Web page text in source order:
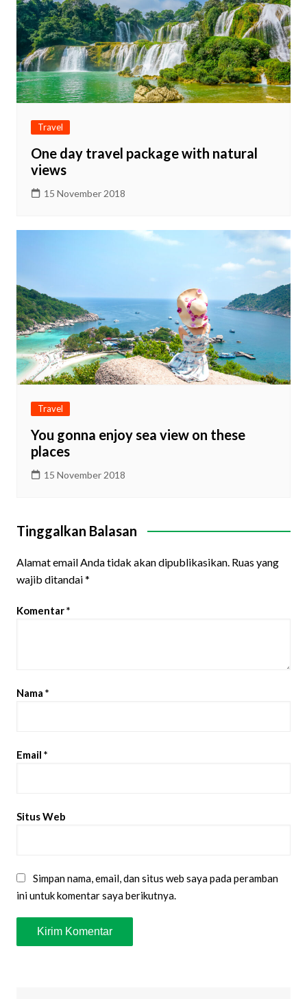
Travel
One day travel package with natural
views
15 November 2018
Travel
You gonna enjoy sea view on these
places
15 November 2018
Tinggalkan Balasan
Alamat email Anda tidak akan dipublikasikan. Ruas yang
wajib ditandai*
Komentar*
Nama *
Email *
Situs Web
Simpan nama, email, dan situs web saya pada peramban
ini untuk komentar saya berikutnya.